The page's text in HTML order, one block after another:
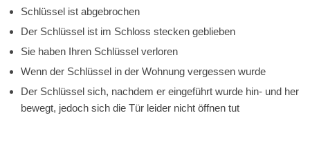
Schlüssel ist abgebrochen
Der Schlüssel ist im Schloss stecken geblieben
Sie haben Ihren Schlüssel verloren
Wenn der Schlüssel in der Wohnung vergessen wurde
Der Schlüssel sich, nachdem er eingeführt wurde hin- und her
bewegt, jedoch sich die Tür leider nicht öffnen tut